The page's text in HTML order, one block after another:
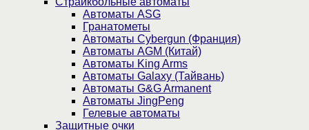
Автоматы ASG
Гранатометы
Автоматы Cybergun (Франция)
Автоматы AGM (Китай)
Автоматы King Arms
Автоматы Galaxy (Тайвань)
Автоматы G&G Armanent
Автоматы JingPeng
Гелевые автоматы
Защитные очки